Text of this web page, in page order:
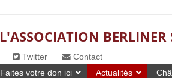
L'ASSOCIATION BERLINER
Twitter Contact
Faites votre don ici Actualités